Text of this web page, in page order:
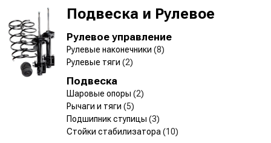
Подвеска и Рулевое
Рулевое управление
Рулевые наконечники (8)
Рулевые тяги (2)
Подвеска
Шаровые опоры (2)
Рычаги и тяги (5)
Подшипник ступицы (3)
Стойки стабилизатора (10)